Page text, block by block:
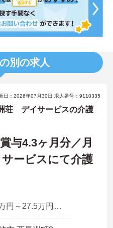
別の求人
日：2026年07月30日 求人番号：9110335
荘 デイサービスの介護
与4.3ヶ月分／月
ービスにて介護
月収 21.8万円～27.5万円程度 諸手当込